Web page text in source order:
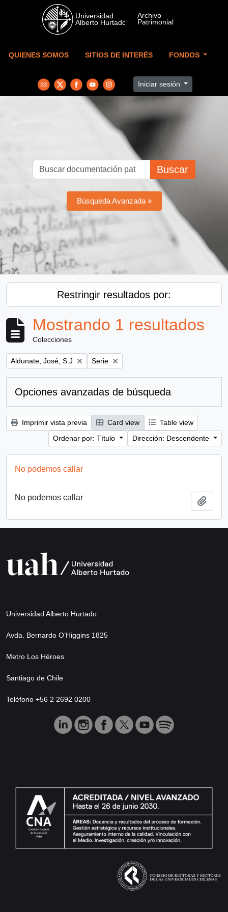
Skip to main content
QUIENES SOMOS SITIOS DE INTERÉS FONDOS
Iniciar sesión
Buscar
Búsqueda Avanzada »
Restringir resultados por:
Mostrando 1 resultados
Colecciones
Remove filter:
Aldunate, José, S.J Remove filter:
Serie
Opciones avanzadas de búsqueda
Imprimir vista previa Card view
Table view
Ordenar por: Título
Dirección: Descendente
No podemos callar
No podemos callar
Universidad Alberto Hurtado
Avda. Bernardo O’Higgins 1825
Metro Los Héroes
Santiago de Chile
Teléfono +56 2 2692 0200